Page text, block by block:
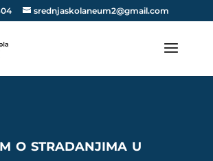
srednjaskolaneum2@gmail.com
o stradanjima u